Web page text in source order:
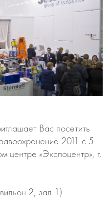
Вас посетить
2011 с 5
центре «Экспоцентр», г.
2, зал 1)